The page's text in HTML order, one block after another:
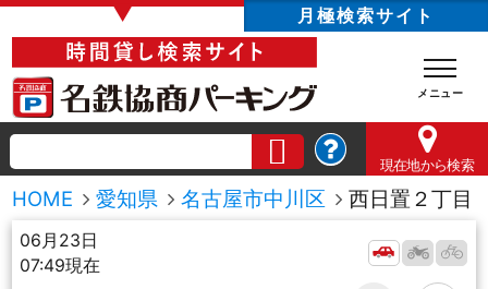
▼ 月極検索サイト
現在地から検索
HOME 愛知県 名古屋市中川区 西日置２丁目
06月23日
07:49現在